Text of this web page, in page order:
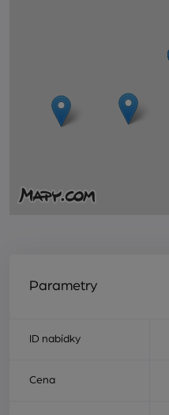
Parametry
ID nabídky
Cena